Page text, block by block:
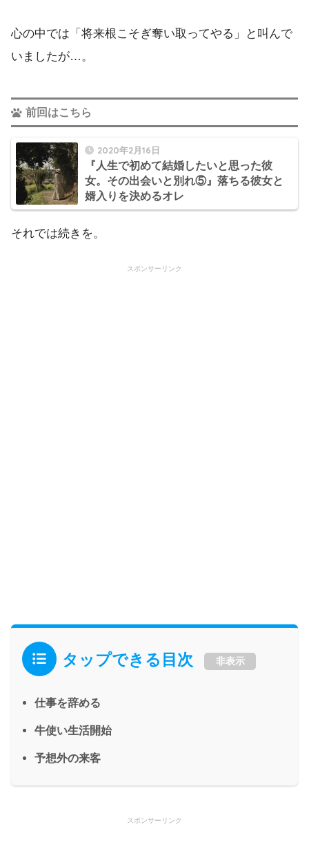
心の中では「将来根こそぎ奪い取ってやる」と叫んで
いましたが…。
前回はこちら
2020年2月16日
『人生で初めて結婚したいと思った彼
女。その出会いと別れ⑤』落ちる彼女と
婿入りを決めるオレ
それでは続きを。
スポンサーリンク
タップできる目次 非表示
仕事を辞める
牛使い生活開始
予想外の来客
スポンサーリンク